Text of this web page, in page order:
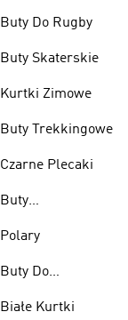
Buty Do Rugby
Buty Skaterskie
Kurtki Zimowe
Buty Trekkingowe
Czarne Plecaki
Buty
Polary
Buty Do
Ciężarów
Białe Kurtki